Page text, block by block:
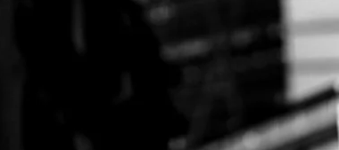
Рассчитать цену за